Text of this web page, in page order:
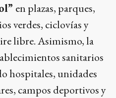
en plazas, parques,
verdes, ciclovías y
libre. Asimismo, la
sanitarios
hospitales, unidades
campos deportivos y